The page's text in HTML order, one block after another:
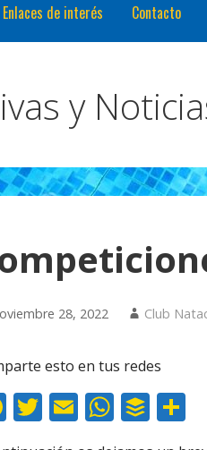
Enlaces de interés Contacto
y
28, 2022 Club
esto en tus redes
F T E W B